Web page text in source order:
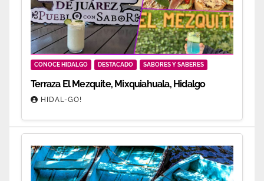
CONOCE HIDALGO DESTACADO SABORES Y SABERES
Terraza El Mezquite, Mixquiahuala, Hidalgo
HIDAL-GO!